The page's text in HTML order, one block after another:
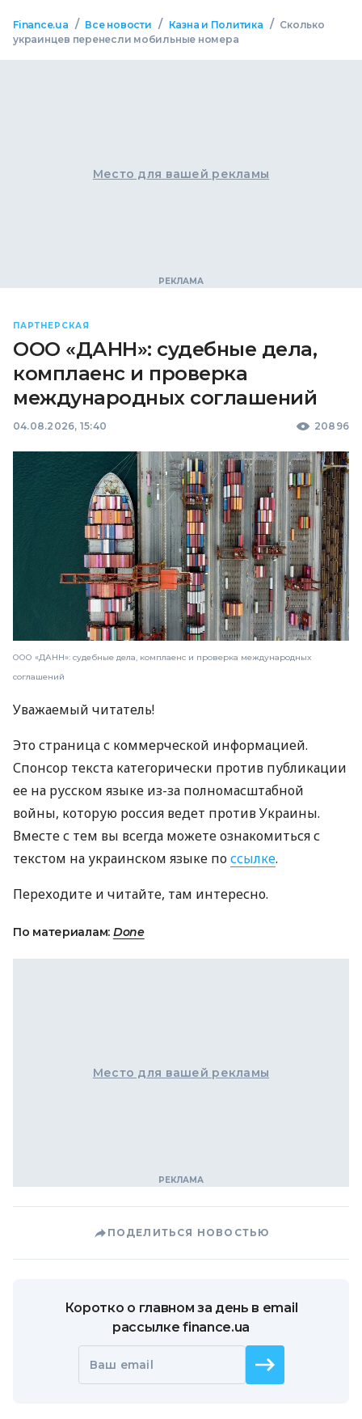
Finance.ua / Все новости / Казна и Политика / Сколько
украинцев перенесли мобильные номера
Место для вашей рекламы
ПАРТНЕРСКАЯ
ООО «ДАНН»: судебные дела,
комплаенс и проверка
международных соглашений
04.08.2026, 15:40 20896
ООО «ДАНН»: судебные дела, комплаенс и проверка международных
соглашений
Уважаемый читатель!
Это страница с коммерческой информацией.
Спонсор текста категорически против публикации
ее на русском языке из-за полномасштабной
войны, которую россия ведет против Украины.
Вместе с тем вы всегда можете ознакомиться с
текстом на украинском языке поссылке.
Переходите и читайте, там интересно.
По материалам: Done
Место для вашей рекламы
ПОДЕЛИТЬСЯ НОВОСТЬЮ
Коротко о главном за день в email
рассылке finance.ua
Ваш email